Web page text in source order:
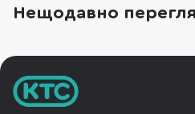
Це особливо
портів USB-C
Нещодавно